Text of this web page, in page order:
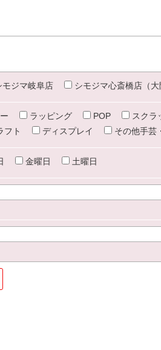
モジマ岐阜店 シモジマ心斎橋店（大
ラッピング POP
スクラ
フト ディスプレイ その他手芸
金曜日 土曜日